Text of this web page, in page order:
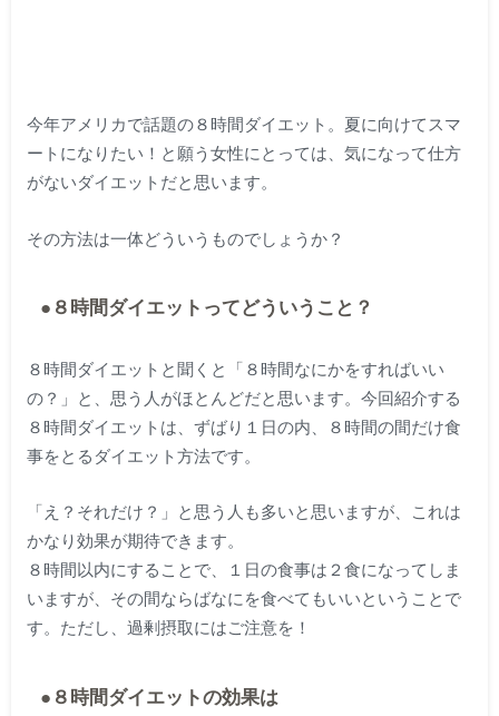
今年アメリカで話題の８時間ダイエット。夏に向けてスマ
ートになりたい！と願う女性にとっては、気になって仕方
がないダイエットだと思います。
その方法は一体どういうものでしょうか？
●８時間ダイエットってどういうこと？
８時間ダイエットと聞くと「８時間なにかをすればいい
の？」と、思う人がほとんどだと思います。今回紹介する
８時間ダイエットは、ずばり１日の内、８時間の間だけ食
事をとるダイエット方法です。
「え？それだけ？」と思う人も多いと思いますが、これは
かなり効果が期待できます。
８時間以内にすることで、１日の食事は２食になってしま
いますが、その間ならばなにを食べてもいいということで
す。ただし、過剰摂取にはご注意を！
●８時間ダイエットの効果は